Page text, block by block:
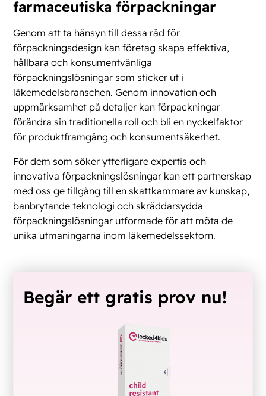
farmaceutiska förpackningar
Genom att ta hänsyn till dessa råd för
förpackningsdesign kan företag skapa effektiva,
hållbara och konsumentvänliga
förpackningslösningar som sticker ut i
läkemedelsbranschen. Genom innovation och
uppmärksamhet på detaljer kan förpackningar
förändra sin traditionella roll och bli en nyckelfaktor
för produktframgång och konsumentsäkerhet.
För dem som söker ytterligare expertis och
innovativa förpackningslösningar kan ett partnerskap
med oss ge tillgång till en skattkammare av kunskap,
banbrytande teknologi och skräddarsydda
förpackningslösningar utformade för att möta de
unika utmaningarna inom läkemedelssektorn.
Begär ett gratis prov nu!